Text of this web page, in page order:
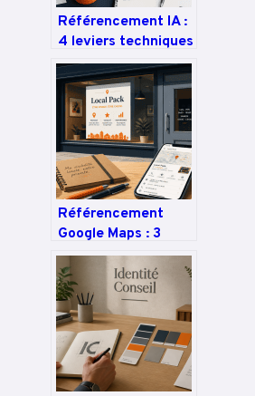
Référencement IA :
4 leviers techniques
pour augmenter vos
citations de 40 %
dans les moteurs
génératifs
Référencement
Google Maps : 3
erreurs de catégorie
qui brident votre
visibilité locale